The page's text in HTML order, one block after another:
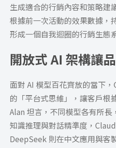
生成適合的行銷內容和策略建
根據前一次活動的效果數據，
形成一個自我迴圈的行銷生態
開放式 AI 架構讓
面對 AI 模型百花齊放的當下
的「平台式思維」，讓客戶根
Alan 坦言，不同模型各有所長
知識推理與對話精準度，
DeepSeek 則在中文應用與客